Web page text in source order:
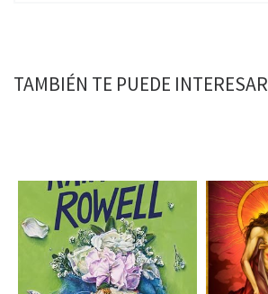
TAMBIÉN TE PUEDE INTERESAR